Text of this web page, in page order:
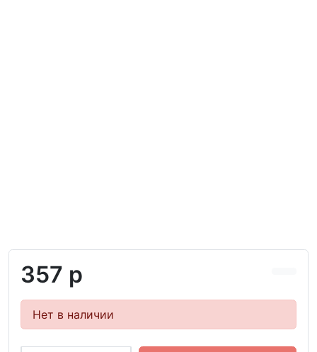
357 р
Нет в наличии